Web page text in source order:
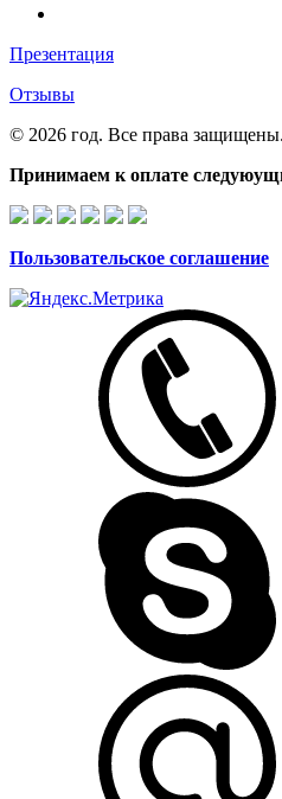
Презентация
Отзывы
© 2026 год. Все права защищены.
Принимаем к оплате
Пользовательское соглашение